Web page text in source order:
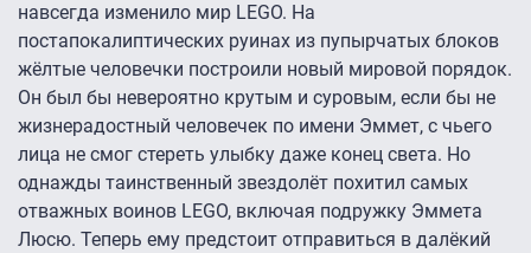
навсегда изменило мир LEGO. На
постапокалиптических руинах из пупырчатых блоков
жёлтые человечки построили новый мировой порядок.
Он был бы невероятно крутым и суровым, если бы не
жизнерадостный человечек по имени Эммет, с чьего
лица не смог стереть улыбку даже конец света. Но
однажды таинственный звездолёт похитил самых
отважных воинов LEGO, включая подружку Эммета
Люсю. Теперь ему предстоит отправиться в далёкий